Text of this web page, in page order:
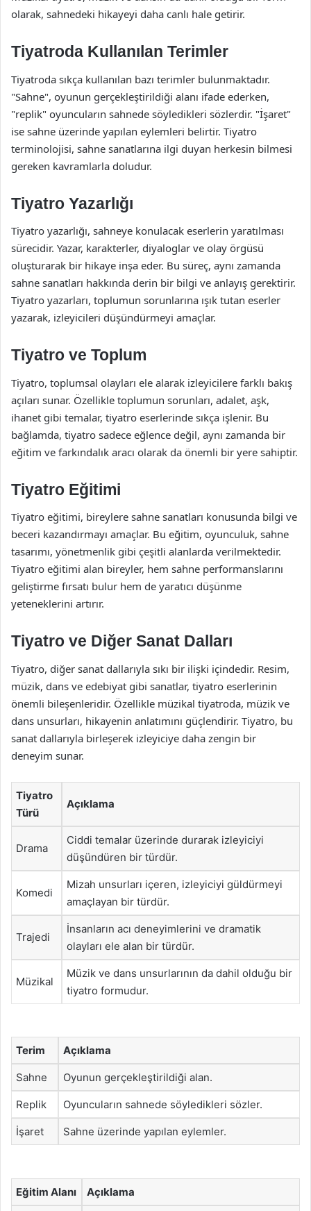
olarak, sahnedeki hikayeyi daha canlı hale getirir.
Tiyatroda Kullanılan Terimler
Tiyatroda sıkça kullanılan bazı terimler bulunmaktadır.
"Sahne", oyunun gerçekleştirildiği alanı ifade ederken,
"replik" oyuncuların sahnede söyledikleri sözlerdir. "İşaret"
ise sahne üzerinde yapılan eylemleri belirtir. Tiyatro
terminolojisi, sahne sanatlarına ilgi duyan herkesin bilmesi
gereken kavramlarla doludur.
Tiyatro Yazarlığı
Tiyatro yazarlığı, sahneye konulacak eserlerin yaratılması
sürecidir. Yazar, karakterler, diyaloglar ve olay örgüsü
oluşturarak bir hikaye inşa eder. Bu süreç, aynı zamanda
sahne sanatları hakkında derin bir bilgi ve anlayış gerektirir.
Tiyatro yazarları, toplumun sorunlarına ışık tutan eserler
yazarak, izleyicileri düşündürmeyi amaçlar.
Tiyatro ve Toplum
Tiyatro, toplumsal olayları ele alarak izleyicilere farklı bakış
açıları sunar. Özellikle toplumun sorunları, adalet, aşk,
ihanet gibi temalar, tiyatro eserlerinde sıkça işlenir. Bu
bağlamda, tiyatro sadece eğlence değil, aynı zamanda bir
eğitim ve farkındalık aracı olarak da önemli bir yere sahiptir.
Tiyatro Eğitimi
Tiyatro eğitimi, bireylere sahne sanatları konusunda bilgi ve
beceri kazandırmayı amaçlar. Bu eğitim, oyunculuk, sahne
tasarımı, yönetmenlik gibi çeşitli alanlarda verilmektedir.
Tiyatro eğitimi alan bireyler, hem sahne performanslarını
geliştirme fırsatı bulur hem de yaratıcı düşünme
yeteneklerini artırır.
Tiyatro ve Diğer Sanat Dalları
Tiyatro, diğer sanat dallarıyla sıkı bir ilişki içindedir. Resim,
müzik, dans ve edebiyat gibi sanatlar, tiyatro eserlerinin
önemli bileşenleridir. Özellikle müzikal tiyatroda, müzik ve
dans unsurları, hikayenin anlatımını güçlendirir. Tiyatro, bu
sanat dallarıyla birleşerek izleyiciye daha zengin bir
deneyim sunar.
Tiyatro
Türü
Açıklama
Drama
Ciddi temalar üzerinde durarak izleyiciyi
düşündüren bir türdür.
Komedi
Mizah unsurları içeren, izleyiciyi güldürmeyi
amaçlayan bir türdür.
Trajedi
İnsanların acı deneyimlerini ve dramatik
olayları ele alan bir türdür.
Müzikal
Müzik ve dans unsurlarının da dahil olduğu bir
tiyatro formudur.
Terim Açıklama
Sahne Oyunun gerçekleştirildiği alan.
Replik Oyuncuların sahnede söyledikleri sözler.
İşaret Sahne üzerinde yapılan eylemler.
Eğitim Alanı Açıklama